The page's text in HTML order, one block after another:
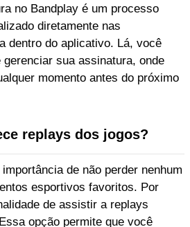
no Bandplay é um processo
diretamente nas
dentro do aplicativo. Lá, você
sua assinatura, onde
momento antes do próximo
replays dos jogos?
de não perder nenhum
esportivos favoritos. Por
de assistir a replays
opção permite que você